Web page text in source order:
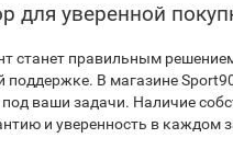
для уверенной
станет правильным
поддержке. В магазине
ваши задачи. Наличие
и уверенность в каждом